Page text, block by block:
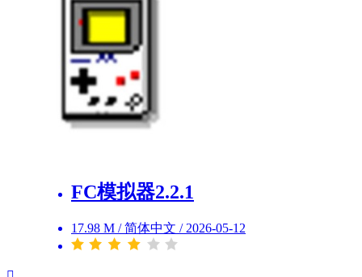
FC模拟器2.2.1
17.98 M / 简体中文 / 2026-05-12